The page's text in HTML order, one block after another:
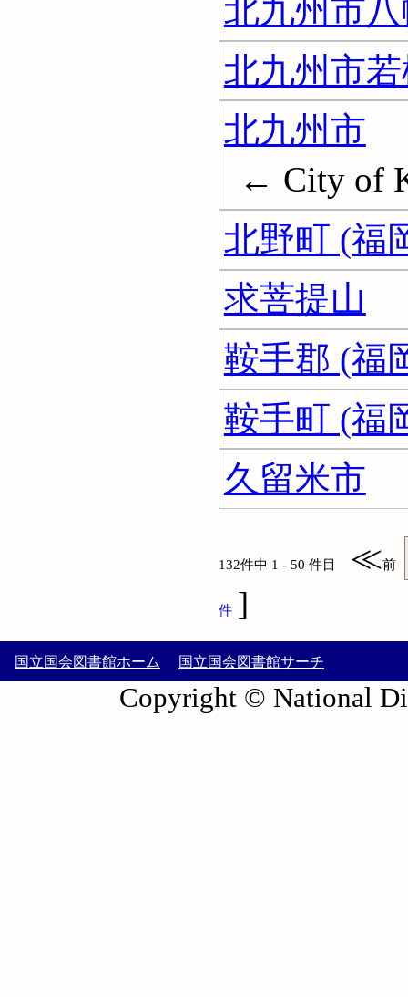
北九州市
北九州市
北九州市
← City of
北野町 (福
求菩提山
鞍手郡 (福
鞍手町 (福
久留米市
132件中 1 - 50 件目 ≪前
件 ]
国立国会図書館ホーム 国立国会図書館サーチ
Copyright © National